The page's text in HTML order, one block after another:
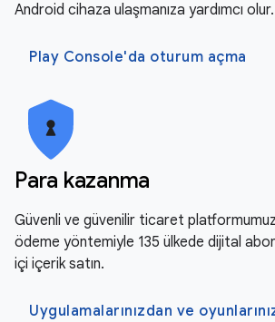
Android cihaza ulaşmanıza yardımcı olur.
Play Console'da oturum açma
Para kazanma
Güvenli ve güvenilir ticaret
ödeme yöntemiyle 135 ülkede dijital
içi içerik satın.